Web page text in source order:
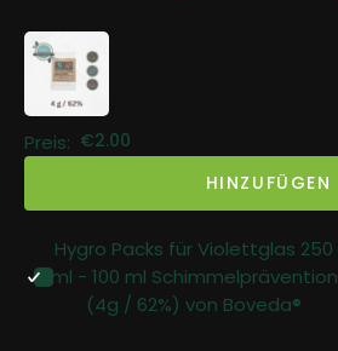
Preis: €2.00
HINZUFÜGEN
Hygro Packs für Violettglas 250
ml - 100 ml Schimmelprävention
(4g / 62%) von Boveda®